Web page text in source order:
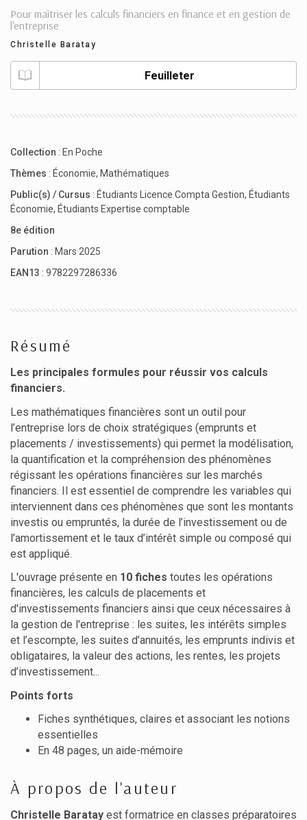
Pour maîtriser les calculs financiers en finance et en gestion de
l'entreprise
Christelle Baratay
Feuilleter
Collection : En Poche
Thèmes : Économie, Mathématiques
Public(s) / Cursus : Étudiants Licence Compta Gestion, Étudiants
Économie, Étudiants Expertise comptable
8e édition
Parution : Mars 2025
EAN13 : 9782297286336
Résumé
Les principales formules pour réussir vos calculs
financiers.
Les mathématiques financières sont un outil pour
l’entreprise lors de choix stratégiques (emprunts et
placements / investissements) qui permet la modélisation,
la quantification et la compréhension des phénomènes
régissant les opérations financières sur les marchés
financiers. Il est essentiel de comprendre les variables qui
interviennent dans ces phénomènes que sont les montants
investis ou empruntés, la durée de l’investissement ou de
l’amortissement et le taux d’intérêt simple ou composé qui
est appliqué.
L'ouvrage présente en 10 fiches toutes les opérations
financières, les calculs de placements et
d'investissements financiers ainsi que ceux nécessaires à
la gestion de l'entreprise : les suites, les intérêts simples
et l’escompte, les suites d’annuités, les emprunts indivis et
obligataires, la valeur des actions, les rentes, les projets
d’investissement...
Points forts
Fiches synthétiques, claires et associant les notions
essentielles
En 48 pages, un aide-mémoire
À propos de l'auteur
Christelle Baratay est formatrice en classes préparatoires